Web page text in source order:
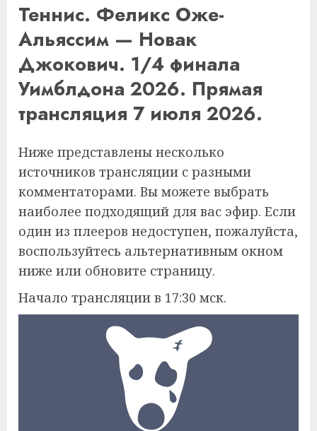
Теннис. Феликс Оже-
Альяссим — Новак
Джокович. 1/4 финала
Уимблдона 2026. Прямая
трансляция 7 июля 2026.
Ниже представлены несколько
источников трансляции с разными
комментаторами. Вы можете выбрать
наиболее подходящий для вас эфир. Если
один из плееров недоступен, пожалуйста,
воспользуйтесь альтернативным окном
ниже или обновите страницу.
Начало трансляции в 17:30 мск.